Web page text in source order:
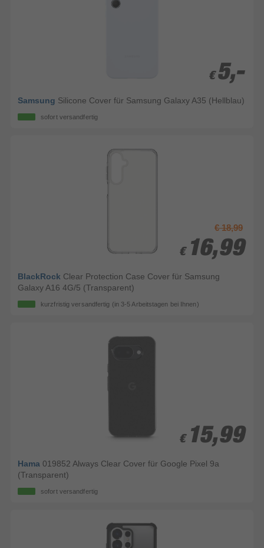
€ 5,-
€ 5,-
Samsung Silicone Cover für Samsung Galaxy A35 (Hellblau)
sofort versandfertig
€ 18,99
€ 16,99
€ 16,99
BlackRock Clear Protection Case Cover für Samsung
Galaxy A16 4G/5 (Transparent)
kurzfristig versandfertig (in 3-5 Arbeitstagen bei Ihnen)
€ 15,99
€ 15,99
Hama 019852 Always Clear Cover für Google Pixel 9a
(Transparent)
sofort versandfertig